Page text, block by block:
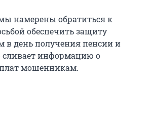
намерены обратиться к
обеспечить защиту
день получения пенсии и
сливает информацию о
мошенникам.